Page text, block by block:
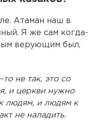
Атаман наш в
Я же сам когда-
верующим был,
не так, это со
и церкви нужно
людям, и людям к
не наладить.